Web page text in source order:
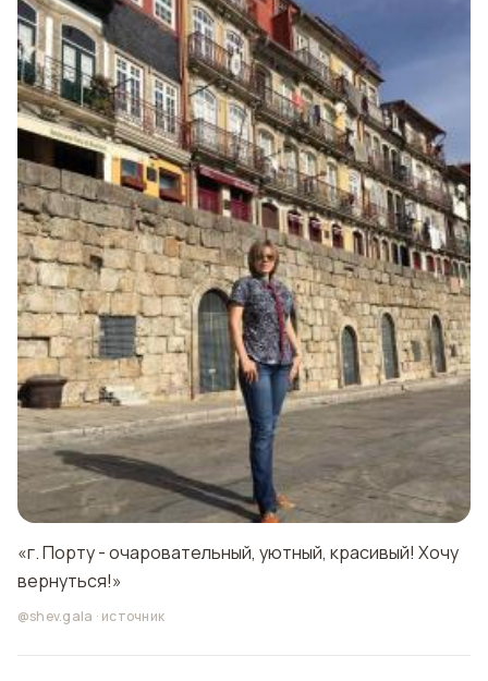
«г. Порту - очаровательный, уютный, красивый! Хочу
вернуться!»
@shev.gala · источник